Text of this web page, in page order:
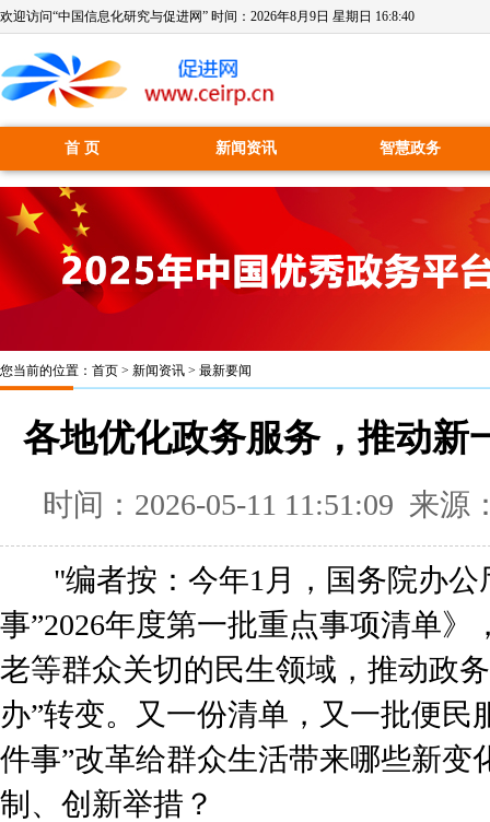
欢迎访问“中国信息化研究与促进网” 时间： 2026年8月9日 星期日 16:8:42
首 页 新闻资讯 智慧政务
您当前的位置： 首页 > 新闻资讯 > 最新要闻
各地优化政务服务，推动新
时间：2026-05-11 11:51:09 来源
"编者按：今年1月，国务院办公
事”2026年度第一批重点事项清单
老等群众关切的民生领域，推动政
办”转变。又一份清单，又一批便民
件事”改革给群众生活带来哪些新变
制、创新举措？